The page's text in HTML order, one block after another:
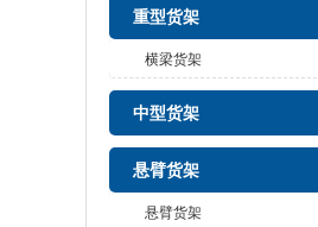
重型货架
横梁货架
中型货架
悬臂货架
悬臂货架